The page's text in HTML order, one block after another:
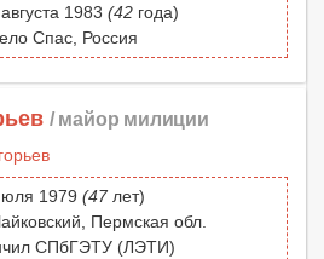
1983 (42 года)
Спас, Россия
/ майор милиции
1979 (47лет)
Пермская обл.
СПбГЭТУ (ЛЭТИ)